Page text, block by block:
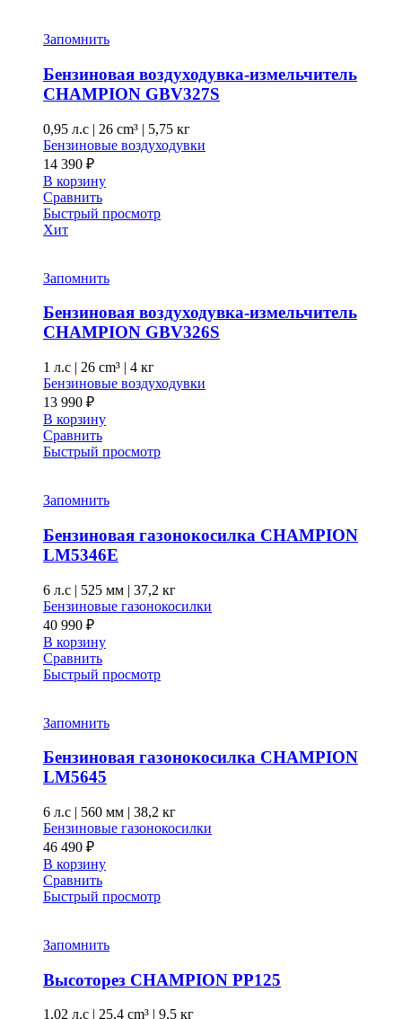
Запомнить
Бензиновая воздуходувка-измельчитель
CHAMPION GBV327S
0,95 л.с | 26 cm³ | 5,75 кг
Бензиновые воздуходувки
14 390 ₽
В корзину
Сравнить
Быстрый просмотр
Хит
Запомнить
Бензиновая воздуходувка-измельчитель
CHAMPION GВV326S
1 л.с | 26 cm³ | 4 кг
Бензиновые воздуходувки
13 990 ₽
В корзину
Сравнить
Быстрый просмотр
Запомнить
Бензиновая газонокосилка CHAMPION
LM5346E
6 л.с | 525 мм | 37,2 кг
Бензиновые газонокосилки
40 990 ₽
В корзину
Сравнить
Быстрый просмотр
Запомнить
Бензиновая газонокосилка CHAMPION
LM5645
6 л.с | 560 мм | 38,2 кг
Бензиновые газонокосилки
46 490 ₽
В корзину
Сравнить
Быстрый просмотр
Запомнить
Высоторез CHAMPION PP125
1,02 л.с | 25,4 cm³ | 9,5 кг